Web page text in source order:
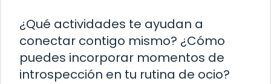
¿Qué actividades te ayudan a
conectar contigo mismo? ¿Cómo
puedes incorporar momentos de
introspección en tu rutina de ocio?